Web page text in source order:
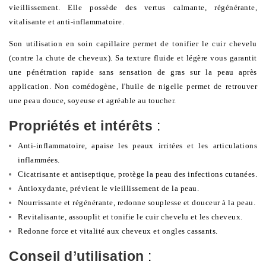
vieillissement. Elle possède des vertus calmante, régénérante,
vitalisante et anti-inflammatoire.
Son utilisation en soin capillaire permet de tonifier le cuir chevelu
(contre la chute de cheveux). Sa texture fluide et légère vous garantit
une pénétration rapide sans sensation de gras sur la peau après
application. Non comédogène, l'huile de nigelle permet de retrouver
une peau douce, soyeuse et agréable au toucher.
Propriétés et intérêts :
Anti-inflammatoire, apaise les peaux irritées et les articulations
inflammées.
Cicatrisante et antiseptique, protège la peau des infections cutanées.
Antioxydante, prévient le vieillissement de la peau.
Nourrissante et régénérante, redonne souplesse et douceur à la peau.
Revitalisante, assouplit et tonifie le cuir chevelu et les cheveux.
Redonne force et vitalité aux cheveux et ongles cassants.
Conseil d’utilisation :